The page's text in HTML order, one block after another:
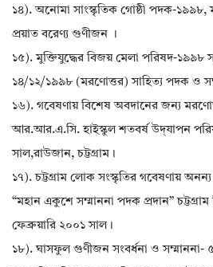
১৪). অনোমা সাংস্কৃতিক গোষ্ঠী পদক-
প্রয়াত বরেণ্য গুণীজন ।
১৫). মুক্তিযুদ্ধের বিজয় মেলা পরিষদ-১৯৯৮
১৪/১২/১৯৯৮ (মরণোত্তর) সাহিত্য পদক ও
১৬). গবেষণায় বিশেষ অবদানের জন্য
আর.আর.এ.সি. হাইস্কুল শতবর্ষ উদ্‌যাপন
সাল,রাউজান, চট্টগ্রাম।
১৭). চট্টগ্রাম লোক সংস্কৃতির গবেষণায়
“মহান একুশে সম্মাননা পদক প্রদান”
ফেব্রুয়ারি ২০০১ সাল।
১৮). ঘাসফুল গুণীজন সংবর্ধনা ও সম্মাননা-